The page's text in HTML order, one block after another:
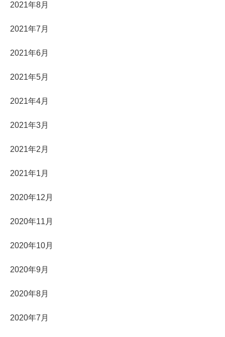
2021年8月
2021年7月
2021年6月
2021年5月
2021年4月
2021年3月
2021年2月
2021年1月
2020年12月
2020年11月
2020年10月
2020年9月
2020年8月
2020年7月